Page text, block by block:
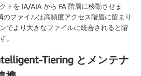
トを IA/AIA から FA 階層に移動させま
ファイルは高頻度アクセス階層に留まり
でより大きなファイルに統合されると階
。
Tiering とメンテナ